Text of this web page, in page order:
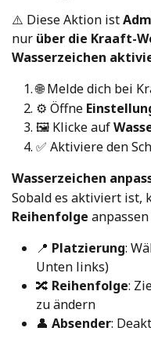
⚠️ Diese Aktion ist
nur über die Kraaft-
Wasserzeichen
🌐 Melde dich bei
⚙️ Öffne
🖼️ Klicke auf
✅ Aktiviere den
Wasserzeichen
Sobald es aktiviert ist,
Reihenfolge anpassen
📍 Platzierung:
Unten links)
🔀 Reihenfolge:
zu ändern
👤 Absender: